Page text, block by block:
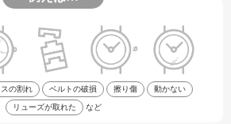
の割れ ベルトの破損 擦り傷 動かない
リューズが取れた など